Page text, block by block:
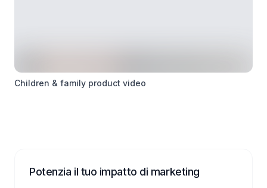
Children & family product video
Potenzia il tuo impatto di marketing